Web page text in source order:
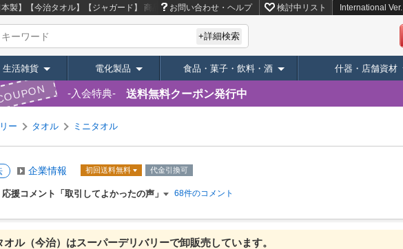
製】【今治タオル】【ジャガード】 商品ページ｜卸・仕入れサイト【スーパーデリバリー】
お問い合わせ・ヘルプ 検討中リスト International Ver.
キーワード +詳細検索
生活雑貨 電化製品 食品・菓子・飲料・酒 什器・店舗資材
入会特典 送料無料クーポン発行中
ー タオル ミニタオル
企業情報 初回送料無料 代金引換可
応援コメント「取引してよかったの声」 68件のコメント
オル（今治）はスーパーデリバリーで卸販売しています。